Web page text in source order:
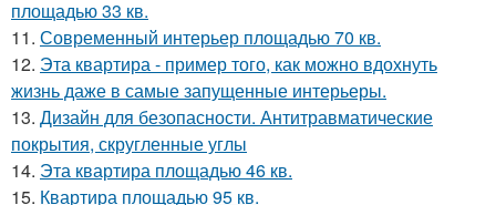
площадью 33 кв.
11. Современный интерьер площадью 70 кв.
12. Эта квартира - пример того, как можно вдохнуть
жизнь даже в самые запущенные интерьеры.
13. Дизайн для безопасности. Антитравматические
покрытия, скругленные углы
14. Эта квартира площадью 46 кв.
15. Квартира площадью 95 кв.